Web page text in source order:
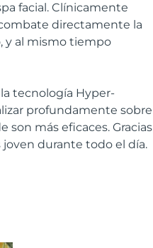
facial. Clínicamente
directamente la
y al mismo tiempo
tecnología Hyper-
profundamente sobre
son más eficaces. Gracias
joven durante todo el día.